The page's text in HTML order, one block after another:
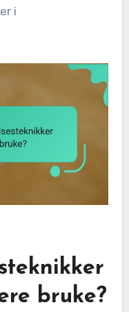
i
bruke?